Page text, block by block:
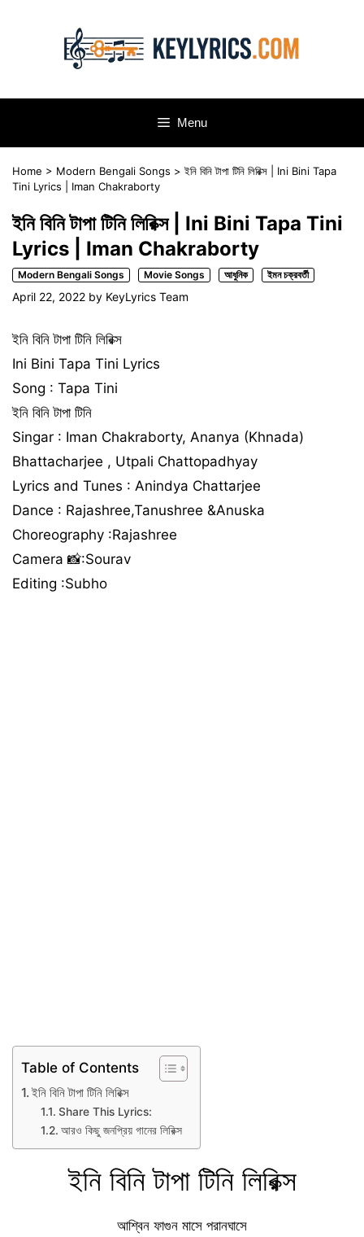
Menu
Home > Modern Bengali Songs >ইনি বিনি টাপা টিনি লিরিক্স | Ini Bini Tapa
Tini Lyrics | Iman Chakraborty
ইনি বিনি টাপা টিনি লিরিক্স | Ini Bini Tapa Tini
Lyrics | Iman Chakraborty
Modern Bengali Songs Movie Songs আধুনিক ইমন চক্রবর্তী
April 22, 2022 by KeyLyrics Team
ইনি বিনি টাপা টিনি লিরিক্স
Ini Bini Tapa Tini Lyrics
Song : Tapa Tini
ইনি বিনি টাপা টিনি
Singar : Iman Chakraborty, Ananya (Khnada)
Bhattacharjee , Utpali Chattopadhyay
Lyrics and Tunes : Anindya Chattarjee
Dance : Rajashree,Tanushree &Anuska
Choreography :Rajashree
Camera 📸:Sourav
Editing :Subho
Table of Contents
ইনি বিনি টাপা টিনি লিরিক্স
Share This Lyrics:
আরও কিছু জনপ্রিয় গানের লিরিক্স
ইনি বিনি টাপা টিনি লিরিক্স
আশ্বিন ফাগুন মাসে পরানঘাসে